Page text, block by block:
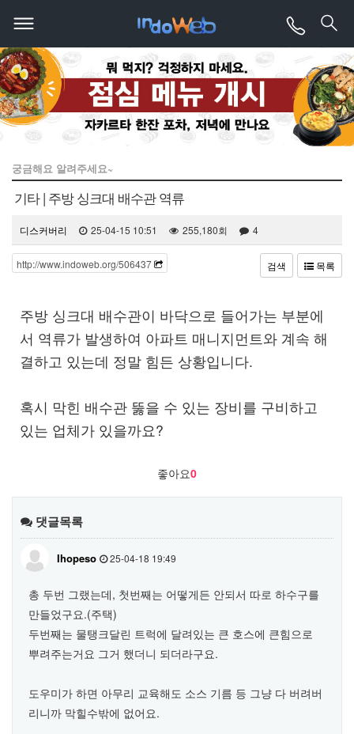
궁금해요 알려주세요~
기타 | 주방 싱크대 배수관 역류
디스커버리 25-04-15 10:51 255,180회 4
http://www.indoweb.org/506437 검색 목록
본문
주방 싱크대 배수관이 바닥으로 들어가는 부분에
서 역류가 발생하여 아파트 매니지먼트와 계속 해
결하고 있는데 정말 힘든 상황입니다.
혹시 막힌 배수관 뚫을 수 있는 장비를 구비하고
있는 업체가 있을까요?
좋아요0
댓글목록
Ihopeso 25-04-18 19:49
총 두번 그랬는데, 첫번째는 어떻게든 안되서 따로 하수구를
만들었구요.(주택)
두번째는 물탱크달린 트럭에 달려있는 큰 호스에 큰힘으로
뿌려주는거요 그거 했더니 되더라구요.
도우미가 하면 아무리 교육해도 소스 기름 등 그냥 다 버려버
리니까 막힐수밖에 없어요.